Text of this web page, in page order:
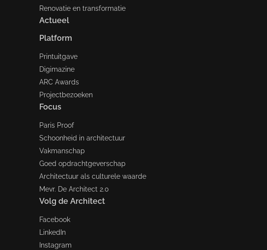
Renovatie en transformatie
Actueel
Platform
Printuitgave
Digimazine
ARC Awards
Projectbezoeken
Focus
Paris Proof
Schoonheid in architectuur
Vakmanschap
Goed opdrachtgeverschap
Architectuur als culturele waarde
Mevr. De Architect 2.0
Volg de Architect
Facebook
LinkedIn
Instagram